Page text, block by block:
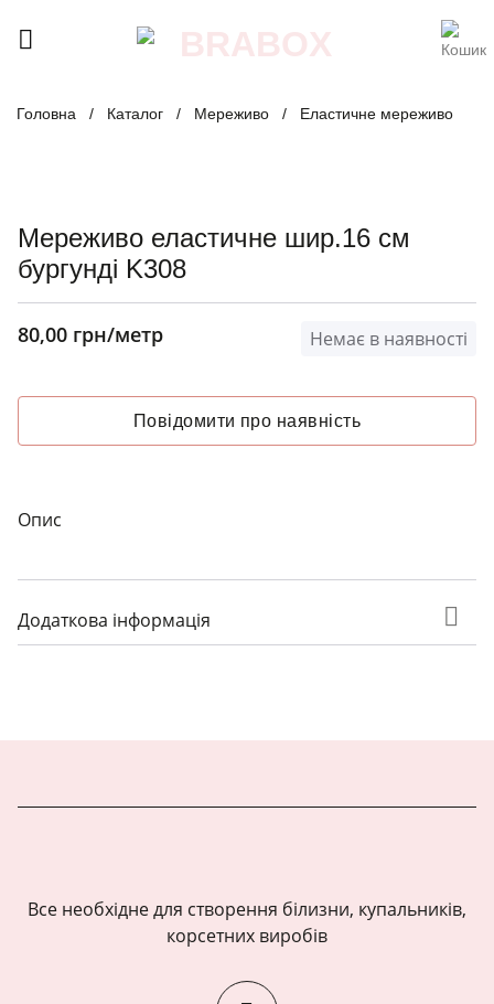
Головна / Каталог / Мереживо / Еластичне мереживо
Мереживо еластичне шир.16 см
бургунді K308
80,00 грн/метр Немає в наявності
Опис
Додаткова інформація
Все необхідне для створення білизни, купальників,
корсетних виробів